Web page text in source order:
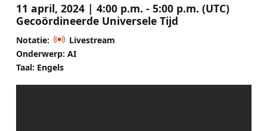
11 april, 2024 | 4:00 p.m. - 5:00 p.m. (UTC)
Gecoördineerde Universele Tijd
Notatie:
Livestream
Onderwerp: AI
Taal: Engels